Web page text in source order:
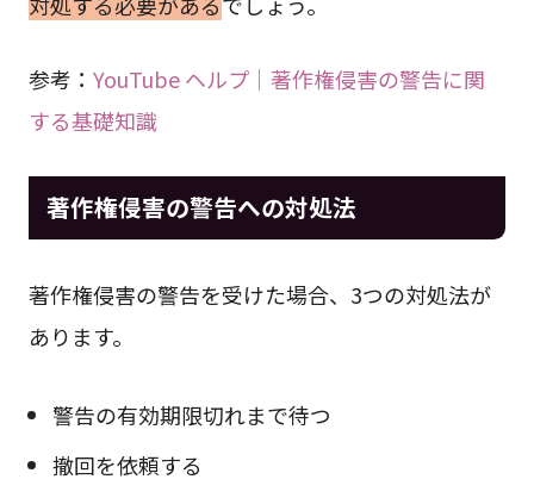
参考： YouTube ヘルプ｜著作権侵害の警告に関
する基礎知識
著作権侵害の警告への対処法
著作権侵害の警告を受けた場合、3つの対処法が
あります。
警告の有効期限切れまで待つ
撤回を依頼する